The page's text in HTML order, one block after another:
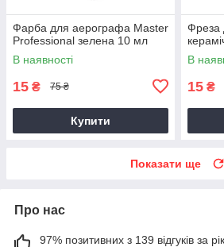
Фарба для аерографа Master
Professional зелена 10 мл
В наявності
15 ₴ 75 ₴
Купити
Фреза
В
15 ₴
Показати ще
Про нас
97% позитивних з 139 відгуків за рік